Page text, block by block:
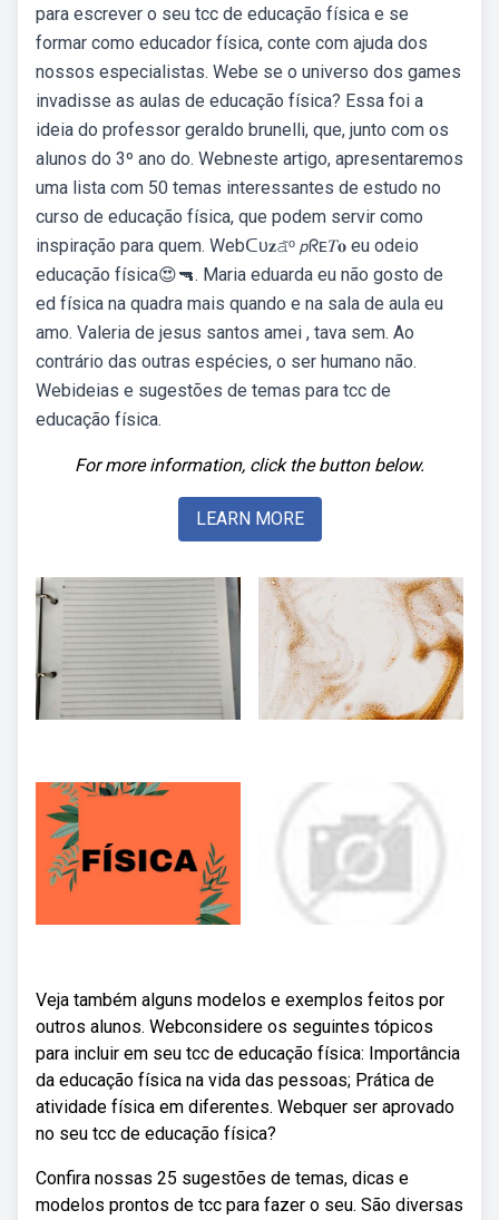
para escrever o seu tcc de educação física e se
formar como educador física, conte com ajuda dos
nossos especialistas. Webe se o universo dos games
invadisse as aulas de educação física? Essa foi a
ideia do professor geraldo brunelli, que, junto com os
alunos do 3º ano do. Webneste artigo, apresentaremos
uma lista com 50 temas interessantes de estudo no
curso de educação física, que podem servir como
inspiração para quem. Webᑕᴜ𝐳𝚊̃ᵒ 𝘱ᖇᴇ𝑇𝐨 eu odeio
educação física😍🔫. Maria eduarda eu não gosto de
ed física na quadra mais quando e na sala de aula eu
amo. Valeria de jesus santos amei , tava sem. Ao
contrário das outras espécies, o ser humano não.
Webideias e sugestões de temas para tcc de
educação física.
For more information, click the button below.
LEARN MORE
Veja também alguns modelos e exemplos feitos por
outros alunos. Webconsidere os seguintes tópicos
para incluir em seu tcc de educação física: Importância
da educação física na vida das pessoas; Prática de
atividade física em diferentes. Webquer ser aprovado
no seu tcc de educação física?
Confira nossas 25 sugestões de temas, dicas e
modelos prontos de tcc para fazer o seu. São diversas